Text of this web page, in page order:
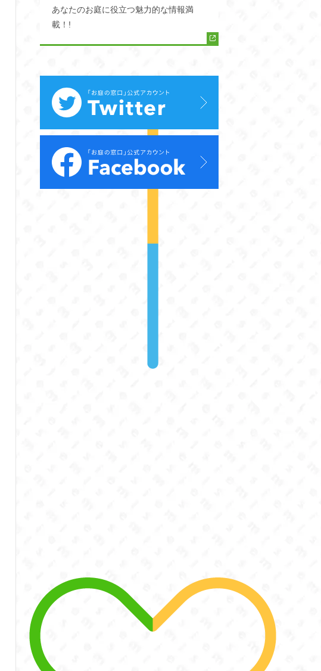
あなたのお庭に役立つ魅力的な情報満
載！!